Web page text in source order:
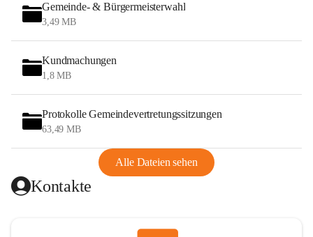
Gemeinde- & Bürgermeisterwahl
3,49 MB
Kundmachungen
1,8 MB
Protokolle Gemeindevertretungssitzungen
63,49 MB
Alle Dateien sehen
Kontakte